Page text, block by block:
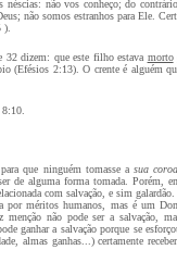
não vos conheço; do
não somos estranhos para Ele.
).
dizem: que este filho estava morto
(Efésios 2:13). O crente é alguém
8:10.
que ninguém tomasse asua
de alguma forma tomada. Porém,
com salvação, e sim galardão.
méritos humanos, mas é um
não pode ser a salvação,
ganhar a salvação porque se
almas ganhas...) certamente